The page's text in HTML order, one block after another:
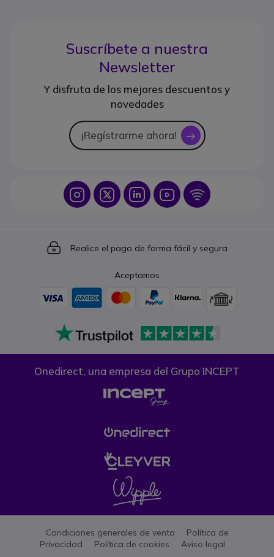
Suscríbete a nuestra
Newsletter
Y disfruta de los mejores descuentos y
novedades
¡Regístrarme ahora! icon
Icon IconIcon Icon Icon
Icon
Realice el pago de forma fácil y segura
Aceptamos
Onedirect, una empresa del Grupo INCEPT
Condiciones generales de venta
Política de
Privacidad
Política de cookies Aviso legal